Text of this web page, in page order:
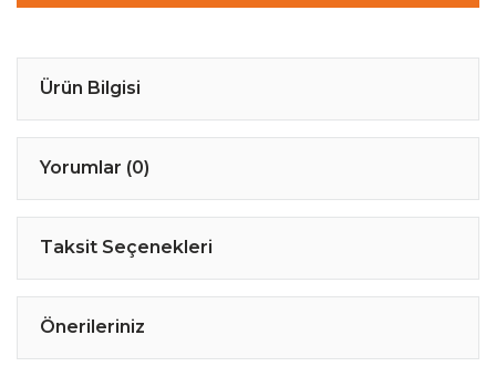
Ürün Bilgisi
Yorumlar (0)
Taksit Seçenekleri
Önerileriniz